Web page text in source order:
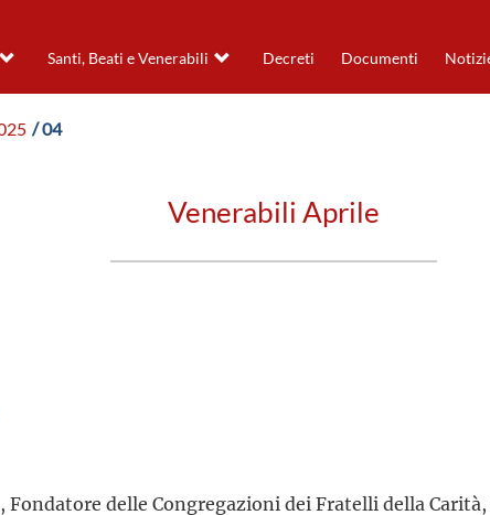
Santi, Beati e Venerabili Decreti Documenti
/ 04
Venerabili Aprile
Fondatore delle Congregazioni dei Fratelli della